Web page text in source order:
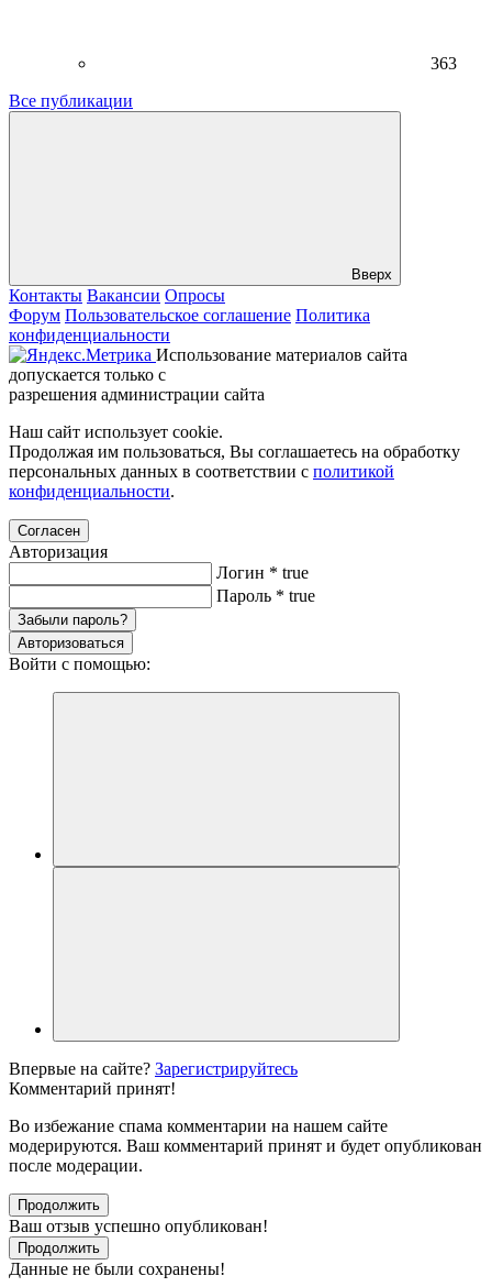
363
Все публикации
Вверх
Контакты Вакансии Опросы
Форум Пользовательское соглашение Политика
конфиденциальности
Использование материалов сайта
допускается только с
разрешения администрации сайта
Наш сайт использует cookie.
Продолжая им пользоваться, Вы соглашаетесь на обработку
персональных данных в соответствии с политикой
конфиденциальности.
Согласен
Авторизация
Логин * true
Пароль * true
Забыли пароль?
Авторизоваться
Войти с помощью:
Впервые на сайте? Зарегистрируйтесь
Комментарий принят!
Во избежание спама комментарии на нашем сайте
модерируются. Ваш комментарий принят и будет опубликован
после модерации.
Продолжить
Ваш отзыв успешно опубликован!
Продолжить
Данные не были сохранены!